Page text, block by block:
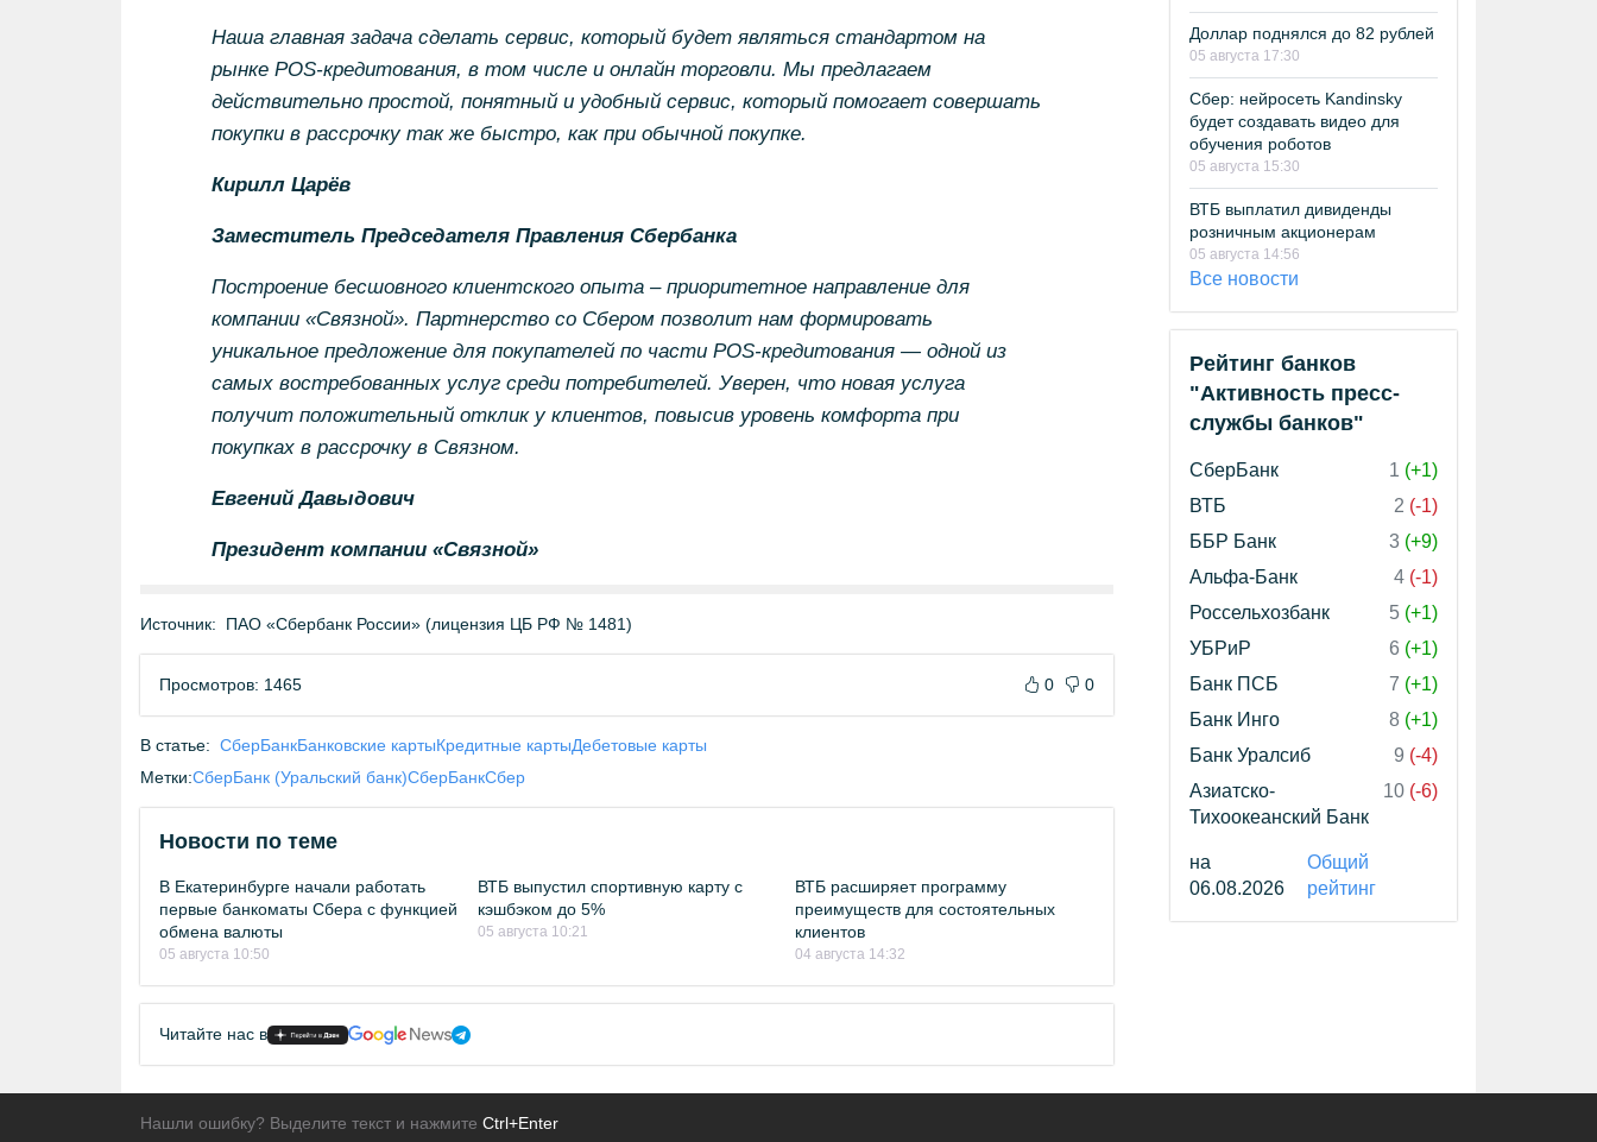
Наша главная задача сделать сервис, который будет являться стандартом на
рынке POS-кредитования, в том числе и онлайн торговли. Мы предлагаем
действительно простой, понятный и удобный сервис, который помогает совершать
покупки в рассрочку так же быстро, как при обычной покупке.
Кирилл Царёв
Заместитель Председателя Правления Сбербанка
Построение бесшовного клиентского опыта – приоритетное направление для
компании «Связной». Партнерство со Сбером позволит нам формировать
уникальное предложение для покупателей по части POS-кредитования — одной из
самых востребованных услуг среди потребителей. Уверен, что новая услуга
получит положительный отклик у клиентов, повысив уровень комфорта при
покупках в рассрочку в Связном.
Евгений Давыдович
Президент компании «Связной»
Источник: ПАО «Сбербанк России» (лицензия ЦБ РФ № 1481)
Просмотров: 1465 0 0
В статье: СберБанкБанковские картыКредитные картыДебетовые карты
Метки:СберБанк (Уральский банк)СберБанкСбер
Новости по теме
В Екатеринбурге начали работать
первые банкоматы Сбера с функцией
обмена валюты
05 августа 10:50
ВТБ выпустил спортивную карту с
кэшбэком до 5%
05 августа 10:21
ВТБ расширяет программу
преимуществ для состоятельных
клиентов
04 августа 14:32
Читайте нас в
Доллар поднялся до 82 рублей
05 августа 17:30
Сбер: нейросеть Kandinsky
будет создавать видео для
обучения роботов
05 августа 15:30
ВТБ выплатил дивиденды
розничным акционерам
05 августа 14:56
Все новости
Рейтинг банков
"Активность пресс-
службы банков"
СберБанк 1 (+1)
ВТБ
2 (-1)
ББР Банк
3 (+9)
Альфа-Банк
4 (-1)
Россельхозбанк
5 (+1)
УБРиР
6 (+1)
Банк ПСБ
7 (+1)
Банк Инго
8 (+1)
Банк Уралсиб
9 (-4)
Азиатско-
Тихоокеанский Банк
10 (-6)
на
06.08.2026
Общий
рейтинг
Нашли ошибку? Выделите текст и нажмите Ctrl+Enter